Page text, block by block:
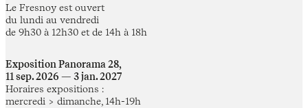
Le Fresnoy est ouvert
du lundi au vendredi
de 9h30 à 12h30 et de 14h à 18h
Exposition Panorama 28,
11 sep. 2026 — 3 jan. 2027
Horaires expositions :
mercredi > dimanche, 14h-19h